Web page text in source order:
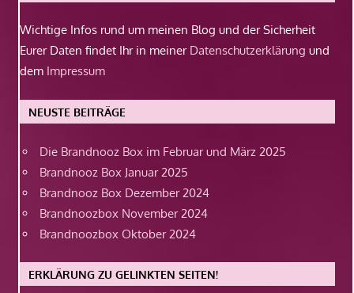
Wichtige Infos rund um meinen Blog und der Sicherheit
Eurer Daten findet Ihr in meiner Datenschutzerklärung und
dem Impressum
NEUSTE BEITRÄGE
Die Brandnooz Box im Februar und März 2025
Brandnooz Box Januar 2025
Brandnooz Box Dezember 2024
Brandnoozbox November 2024
Brandnoozbox Oktober 2024
ERKLÄRUNG ZU GELINKTEN SEITEN!